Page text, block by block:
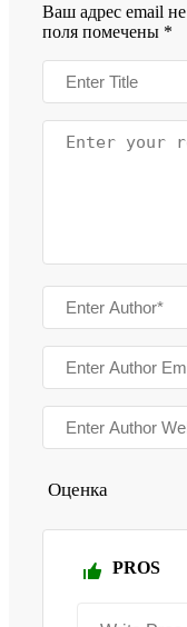
Ваш адрес email
поля помечены *
Оценка
PROS